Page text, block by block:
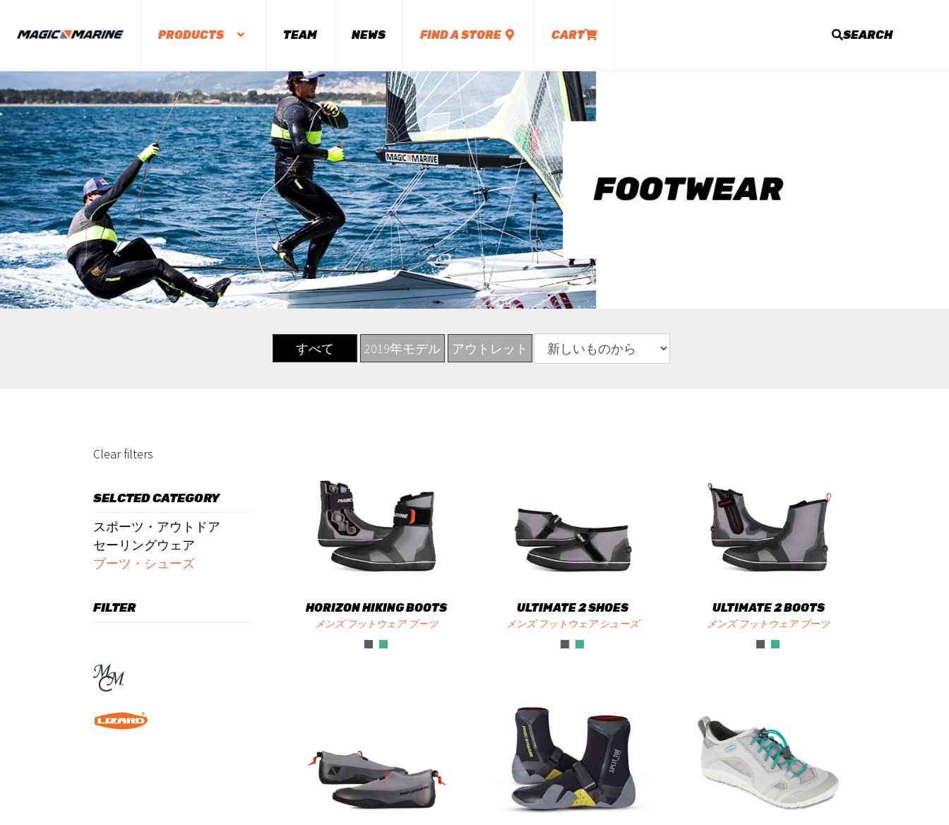
PRODUCTS TEAM NEWS FIND A STORE CART SEARCH
すべて 2019年モデル アウトレット
Clear filters
SELCTED CATEGORY
スポーツ・アウトドア
セーリングウェア
ブーツ・シューズ
FILTER HORIZON HIKING BOOTS
メンズ フットウェア ブーツ
ULTIMATE 2 SHOES
メンズ フットウェア シューズ
ULTIMATE 2 BOOTS
メンズ フットウェア ブーツ